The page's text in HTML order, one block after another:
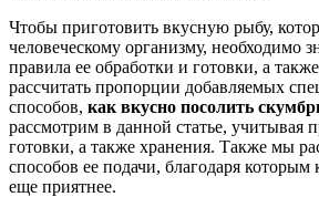
Чтобы приготовить вкусную рыбу,
человеческому организму, необходимо
правила ее обработки и готовки, а
рассчитать пропорции добавляемых
способов, как вкусно посолить
рассмотрим в данной статье, учитывая
готовки, а также хранения. Также мы
способов ее подачи, благодаря которым
еще приятнее.